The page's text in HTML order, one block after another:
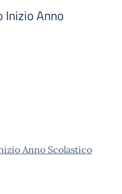
Inizio Anno
Anno Scolastico